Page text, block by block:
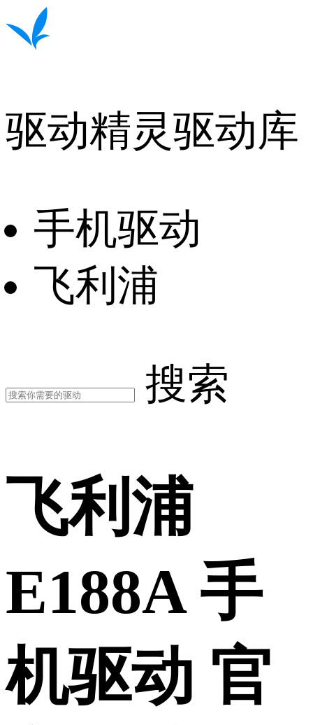
驱动精灵驱动库
手机驱动
飞利浦
搜索
飞利浦
E188A 手
机驱动 官